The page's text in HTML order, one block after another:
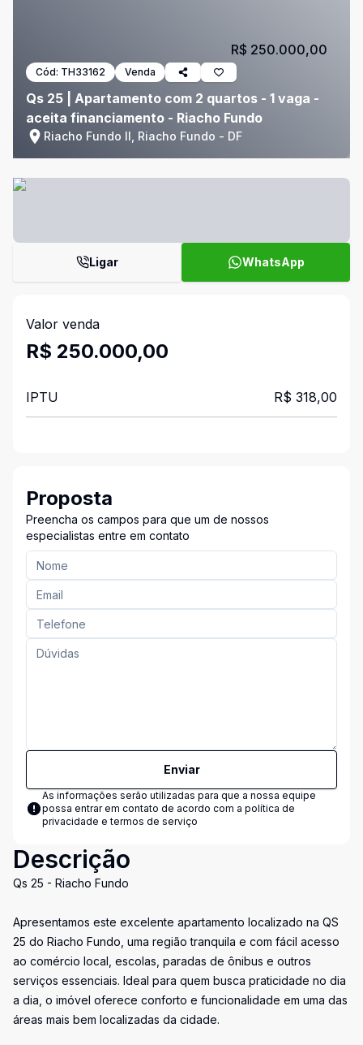
Cód: TH33162 Venda
Qs 25 | Apartamento com 2 quartos - 1 vaga -
aceita financiamento - Riacho Fundo
Riacho Fundo II, Riacho Fundo - DF
R$ 250.000,00
Ligar WhatsApp
Valor venda
R$ 250.000,00
IPTU R$ 318,00
Proposta
Preencha os campos para que um de nossos
especialistas entre em contato
Enviar
As informações serão utilizadas para que a nossa equipe
possa entrar em contato de acordo com a política de
privacidade e termos de serviço
Descrição
Qs 25 - Riacho Fundo
Apresentamos este excelente apartamento localizado na QS
25 do Riacho Fundo, uma região tranquila e com fácil acesso
ao comércio local, escolas, paradas de ônibus e outros
serviços essenciais. Ideal para quem busca praticidade no dia
a dia, o imóvel oferece conforto e funcionalidade em uma das
áreas mais bem localizadas da cidade.